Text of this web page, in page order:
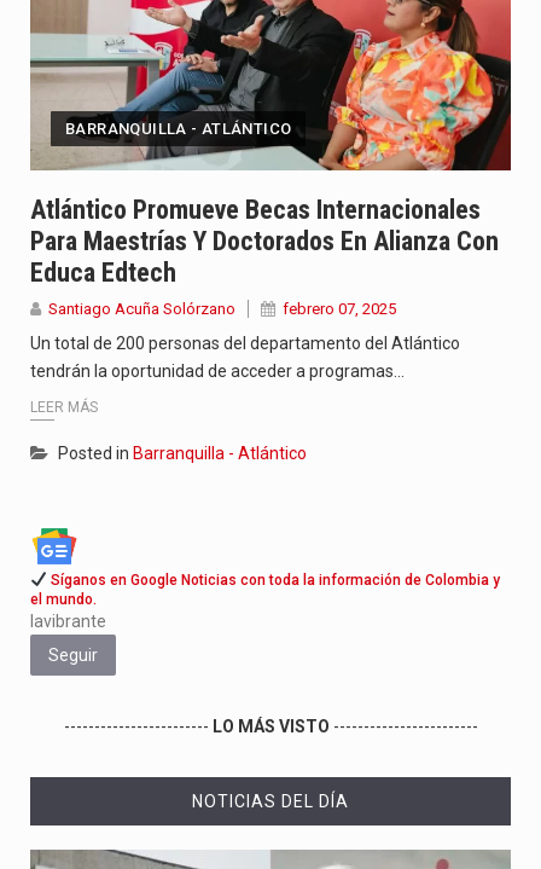
BARRANQUILLA - ATLÁNTICO
Atlántico Promueve Becas Internacionales
Para Maestrías Y Doctorados En Alianza Con
Educa Edtech
Santiago Acuña Solórzano febrero 07, 2025
Un total de 200 personas del departamento del Atlántico
tendrán la oportunidad de acceder a programas…
LEER MÁS
Posted in Barranquilla - Atlántico
Síganos en Google Noticias con toda la información de Colombia y
el mundo.
lavibrante
Seguir
------------------------ LO MÁS VISTO ------------------------
NOTICIAS DEL DÍA